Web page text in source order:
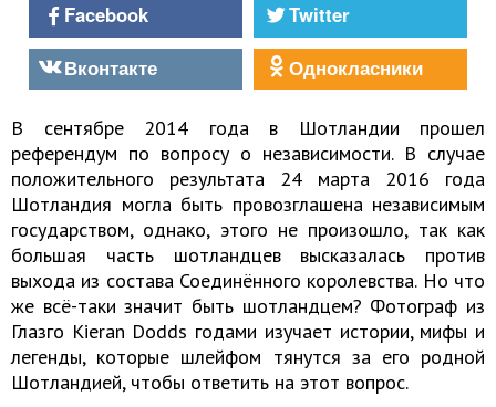
Facebook
Twitter
Вконтакте
Однокласники
В сентябре 2014 года в Шотландии прошел
референдум по вопросу о независимости. В случае
положительного результата 24 марта 2016 года
Шотландия могла быть провозглашена независимым
государством, однако, этого не произошло, так как
большая часть шотландцев высказалась против
выхода из состава Соединённого королевства. Но что
же всё-таки значит быть шотландцем? Фотограф из
Глазго Kieran Dodds годами изучает истории, мифы и
легенды, которые шлейфом тянутся за его родной
Шотландией, чтобы ответить на этот вопрос.